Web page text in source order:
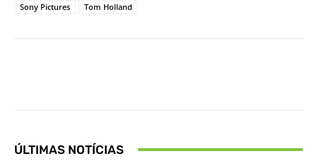
Sony Pictures
Tom Holland
ÚLTIMAS NOTÍCIAS